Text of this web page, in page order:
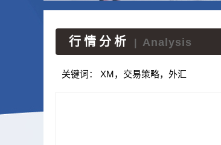
行情分析 Analysis
关键词： XM，交易策略，外汇